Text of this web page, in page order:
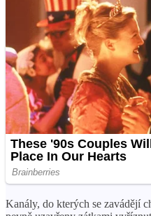
Kanály, do kterých se zavádějí